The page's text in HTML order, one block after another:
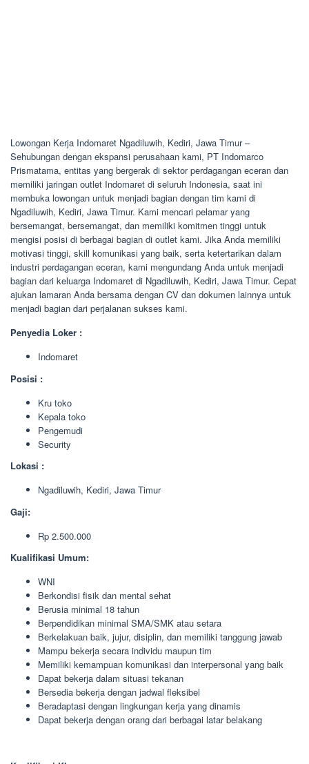
Lowongan Kerja Indomaret Ngadiluwih, Kediri, Jawa Timur –
Sehubungan dengan ekspansi perusahaan kami, PT Indomarco
Prismatama, entitas yang bergerak di sektor perdagangan eceran dan
memiliki jaringan outlet Indomaret di seluruh Indonesia, saat ini
membuka lowongan untuk menjadi bagian dengan tim kami di
Ngadiluwih, Kediri, Jawa Timur. Kami mencari pelamar yang
bersemangat, bersemangat, dan memiliki komitmen tinggi untuk
mengisi posisi di berbagai bagian di outlet kami. Jika Anda memiliki
motivasi tinggi, skill komunikasi yang baik, serta ketertarikan dalam
industri perdagangan eceran, kami mengundang Anda untuk menjadi
bagian dari keluarga Indomaret di Ngadiluwih, Kediri, Jawa Timur. Cepat
ajukan lamaran Anda bersama dengan CV dan dokumen lainnya untuk
menjadi bagian dari perjalanan sukses kami.
Penyedia Loker :
Indomaret
Posisi :
Kru toko
Kepala toko
Pengemudi
Security
Lokasi :
Ngadiluwih, Kediri, Jawa Timur
Gaji:
Rp 2.500.000
Kualifikasi Umum:
WNI
Berkondisi fisik dan mental sehat
Berusia minimal 18 tahun
Berpendidikan minimal SMA/SMK atau setara
Berkelakuan baik, jujur, disiplin, dan memiliki tanggung jawab
Mampu bekerja secara individu maupun tim
Memiliki kemampuan komunikasi dan interpersonal yang baik
Dapat bekerja dalam situasi tekanan
Bersedia bekerja dengan jadwal fleksibel
Beradaptasi dengan lingkungan kerja yang dinamis
Dapat bekerja dengan orang dari berbagai latar belakang